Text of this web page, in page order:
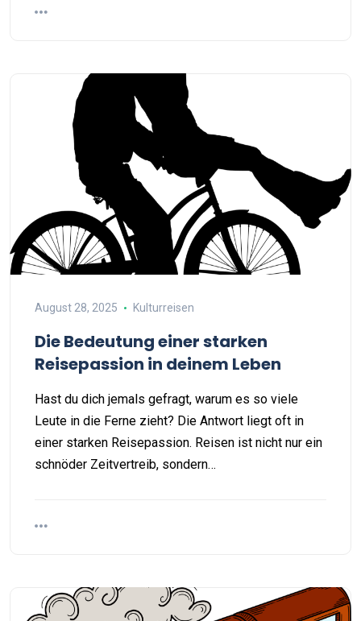
August 28, 2025 Kulturreisen
Die Bedeutung einer starken
Reisepassion in deinem Leben
Hast du dich jemals gefragt, warum es so viele
Leute in die Ferne zieht? Die Antwort liegt oft in
einer starken Reisepassion. Reisen ist nicht nur ein
schnöder Zeitvertreib, sondern…